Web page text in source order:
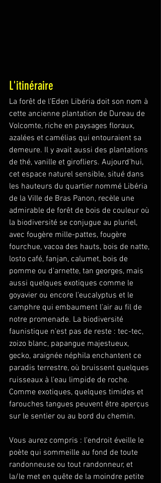
L'itinéraire
La forêt de l'Eden Libéria doit son nom à
cette ancienne plantation de Dureau de
Volcomte, riche en paysages floraux,
azalées et camélias qui entouraient sa
demeure. Il y avait aussi des plantations
de thé, vanille et girofliers. Aujourd'hui,
cet espace naturel sensible, situé dans
les hauteurs du quartier nommé Libéria
de la Ville de Bras Panon, recèle une
admirable de forêt de bois de couleur où
la biodiversité se conjugue au pluriel,
avec fougère mille-pattes, fougère
fourchue, vacoa des hauts, bois de natte,
losto café, fanjan, calumet, bois de
pomme ou d'arnette, tan georges, mais
aussi quelques exotiques comme le
goyavier ou encore l'eucalyptus et le
camphre qui embaument l'air au fil de
notre promenade. La biodiversité
faunistique n'est pas de reste : tec-tec,
zoizo blanc, papangue majestueux,
gecko, araignée néphila enchantent ce
paradis terrestre, où bruissent quelques
ruisseaux à l'eau limpide de roche.
Comme exotiques, quelques timides et
farouches tangues peuvent être aperçus
sur le sentier ou au bord du chemin.
Vous aurez compris : l'endroit éveille le
poète qui sommeille au fond de toute
randonneuse ou tout randonneur, et
la/le met en quête de la moindre petite